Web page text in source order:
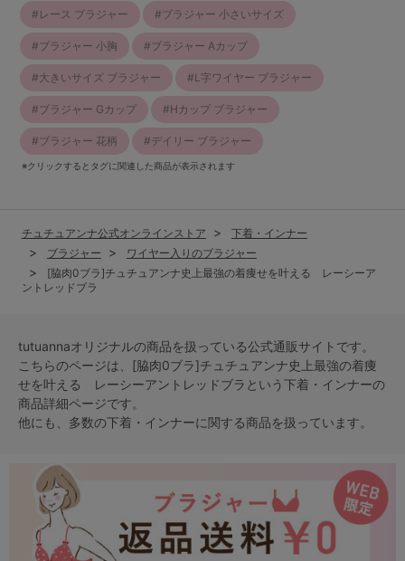
レース ブラジャー ブラジャー 小さいサイズ
ブラジャー 小胸 ブラジャー Aカップ
大きいサイズ ブラジャー L字ワイヤー ブラジャー
ブラジャー Gカップ Hカップ ブラジャー
ブラジャー 花柄 デイリー ブラジャー
※クリックするとタグに関連した商品が表示されます
チュチュアンナ公式オンラインストア
下着・インナー
ブラジャー
ワイヤー入りのブラジャー
[脇肉0ブラ]チュチュアンナ史上最強の着痩せを叶える レーシーア
ントレッドブラ
tutuannaオリジナルの商品を扱っている公式通販サイトです。
こちらのページは、[脇肉0ブラ]チュチュアンナ史上最強の着痩
せを叶える レーシーアントレッドブラという下着・インナーの
商品詳細ページです。
他にも、多数の下着・インナーに関する商品を扱っています。